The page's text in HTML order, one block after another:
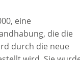
eine
die die
durch die neue